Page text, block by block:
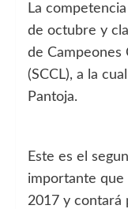
La
de octubre y
de Campeones
(SCCL), a la
Pantoja.
Este es el
importante que
2017 y contará